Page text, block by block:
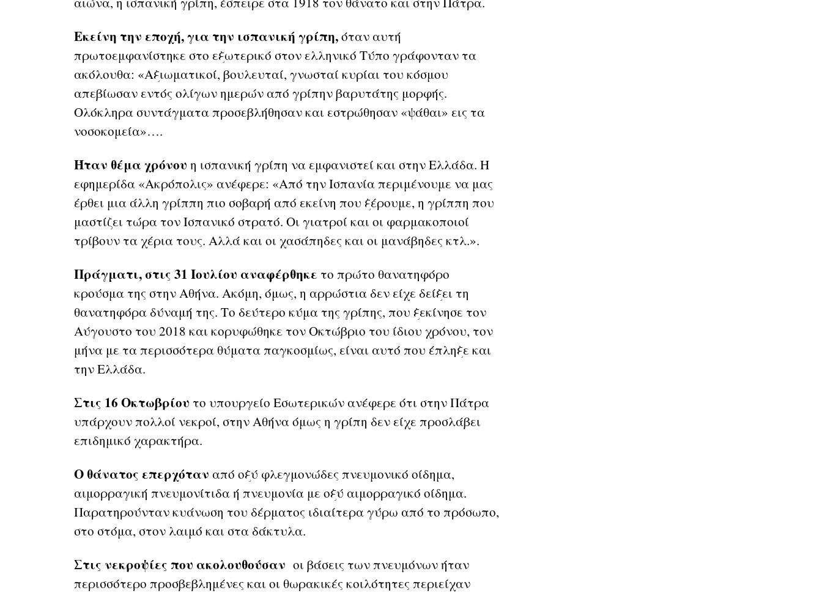
Εκείνη την εποχή, για την ισπανική γρίπη,όταν αυτή
πρωτοεμφανίστηκε στο εξωτερικό στον ελληνικό Τύπο γράφονταν τα
ακόλουθα: «Αξιωματικοί, βουλευταί, γνωσταί κυρίαι του κόσμου
απεβίωσαν εντός ολίγων ημερών από γρίπην βαρυτάτης μορφής.
Ολόκληρα συντάγματα προσεβλήθησαν και εστρώθησαν «ψάθαι» εις τα
νοσοκομεία»….
Ήταν θέμα χρόνου η ισπανική γρίπη να εμφανιστεί και στην Ελλάδα. Η
εφημερίδα «Ακρόπολις» ανέφερε: «Από την Ισπανία περιμένουμε να μας
έρθει μια άλλη γρίππη πιο σοβαρή από εκείνη που ξέρουμε, η γρίππη που
μαστίζει τώρα τον Ισπανικό στρατό. Οι γιατροί και οι φαρμακοποιοί
τρίβουν τα χέρια τους. Αλλά και οι χασάπηδες και οι μανάβηδες κτλ.».
Πράγματι, στις 31 Ιουλίου αναφέρθηκε το πρώτο θανατηφόρο
κρούσμα της στην Αθήνα. Ακόμη, όμως, η αρρώστια δεν είχε δείξει τη
θανατηφόρα δύναμή της. Το δεύτερο κύμα της γρίπης, που ξεκίνησε τον
Αύγουστο του 2018 και κορυφώθηκε τον Οκτώβριο του ίδιου χρόνου, τον
μήνα με τα περισσότερα θύματα παγκοσμίως, είναι αυτό που έπληξε και
την Ελλάδα.
Στις 16 Οκτωβρίου το υπουργείο Εσωτερικών ανέφερε ότι στην Πάτρα
υπάρχουν πολλοί νεκροί, στην Αθήνα όμως η γρίπη δεν είχε προσλάβει
επιδημικό χαρακτήρα.
Ο θάνατος επερχόταν από οξύ φλεγμονώδες πνευμονικό οίδημα,
αιμορραγική πνευμονίτιδα ή πνευμονία με οξύ αιμορραγικό οίδημα.
Παρατηρούνταν κυάνωση του δέρματος ιδιαίτερα γύρω από το πρόσωπο,
στο στόμα, στον λαιμό και στα δάκτυλα.
Στις νεκροψίες που ακολουθούσαν οι βάσεις των πνευμόνων ήταν
περισσότερο προσβεβλημένες και οι θωρακικές κοιλότητες περιείχαν